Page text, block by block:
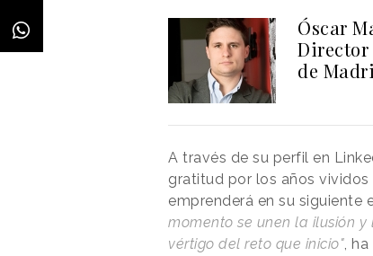
Óscar
Director
de
A través de su perfil en
gratitud por los años
emprenderá en su siguiente
momento se unen la ilusión
vértigo del reto que inicio",